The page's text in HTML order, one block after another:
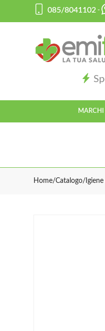
085/8041102 -
MARCHI
Home Catalogo/